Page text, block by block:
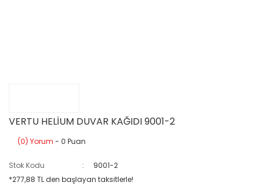
VERTU HELİUM DUVAR KAĞIDI 9001-2
(0) Yorum - 0 Puan
Stok Kodu
9001-2
*277,88 TL den başlayan taksitlerle!